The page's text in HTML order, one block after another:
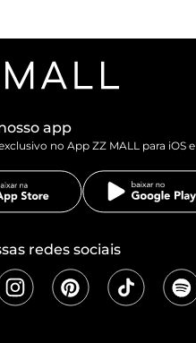
app
no App ZZ MALL para iOS e
redes sociais